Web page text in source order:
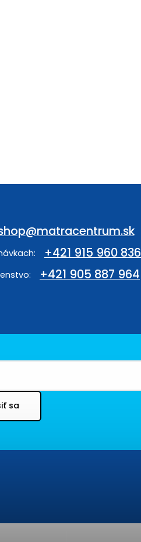
@matracentrum.sk
+421 915 960 836
+421 905 887 964
sa